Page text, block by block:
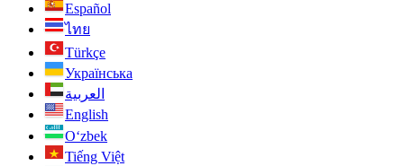
Español
ไทย
Türkçe
Українська
العربية
English
O‘zbek
Tiếng Việt